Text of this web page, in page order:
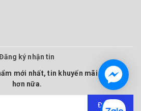
ký nhận tin
mới nhất, tin khuyến mãi và nhiều
hơn nữa.
Đăng ký